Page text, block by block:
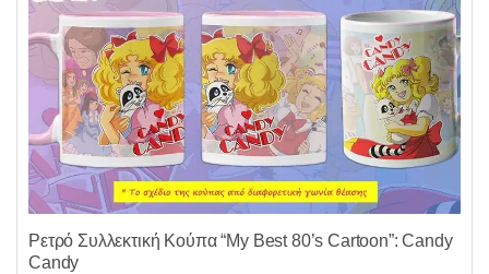
Ρετρό Συλλεκτική Κούπα “My Best 80’s Cartoon”: Candy
Candy